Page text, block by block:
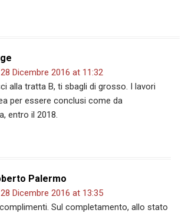
28 Dicembre 2016 at 11:32
alla tratta B, ti sbagli di grosso. I lavori
per essere conclusi come da
entro il 2018.
Palermo
28 Dicembre 2016 at 13:35
Sul completamento, allo stato